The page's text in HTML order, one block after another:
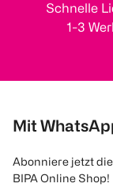
Schnelle
1-3
Mit
Abonniere jetzt
BIPA Online Shop!